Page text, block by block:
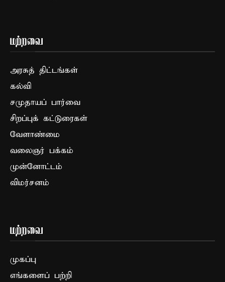
மற்றவை
அரசுத் திட்டங்கள்
கல்வி
சமுதாயப் பார்வை
சிறப்புக் கட்டுரைகள்
வேளாண்மை
வலைஞர் பக்கம்
முன்னோட்டம்
விமர்சனம்
மற்றவை
முகப்பு
எங்களைப் பற்றி